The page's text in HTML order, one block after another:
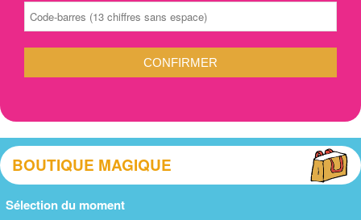
CONFIRMER
BOUTIQUE MAGIQUE
Sélection du moment